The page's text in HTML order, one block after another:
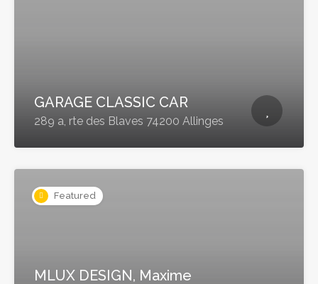
GARAGE CLASSIC CAR
289 a, rte des Blaves 74200 Allinges
Featured
MLUX DESIGN, Maxime